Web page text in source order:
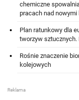
chemiczne
pracach nad nowymi
Plan ratunkowy dla
tworzyw sztucznych.
Rośnie znaczenie
kolejowych